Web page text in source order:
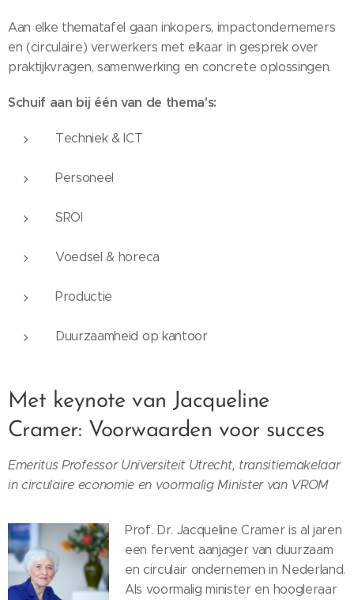
Aan elke thematafel gaan inkopers, impactondernemers
en (circulaire) verwerkers met elkaar in gesprek over
praktijkvragen, samenwerking en concrete oplossingen.
Schuif aan bij één van de thema's:
Techniek & ICT
Personeel
SROI
Voedsel & horeca
Productie
Duurzaamheid op kantoor
Met keynote van Jacqueline
Cramer: Voorwaarden voor succes
Emeritus Professor Universiteit Utrecht, transitiemakelaar
in circulaire economie en voormalig Minister van VROM
Prof. Dr. Jacqueline Cramer is al jaren
een fervent aanjager van duurzaam
en circulair ondernemen in Nederland.
Als voormalig minister en hoogleraar